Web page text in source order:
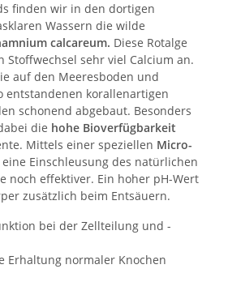
finden wir in den dortigen
Wassern die wilde
calcareum. Diese Rotalge
sehr viel Calcium an.
auf den Meeresboden und
entstandenen korallenartigen
schonend abgebaut. Besonders
die hohe Bioverfügbarkeit
Mittels einer speziellen Micro-
eine Einschleusung des natürlichen
noch effektiver. Ein hoher pH-Wert
zusätzlich beim Entsäuern.
bei der Zellteilung und -
Erhaltung normaler Knochen